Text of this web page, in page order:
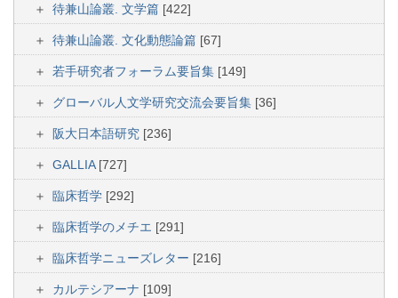
待兼山論叢. 文学篇 [422]
待兼山論叢. 文化動態論篇 [67]
若手研究者フォーラム要旨集 [149]
グローバル人文学研究交流会要旨集 [36]
阪大日本語研究 [236]
GALLIA [727]
臨床哲学 [292]
臨床哲学のメチエ [291]
臨床哲学ニューズレター [216]
カルテシアーナ [109]